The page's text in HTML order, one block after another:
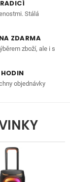
Stálá
ZDARMA
zboží, ale i s
objednávky